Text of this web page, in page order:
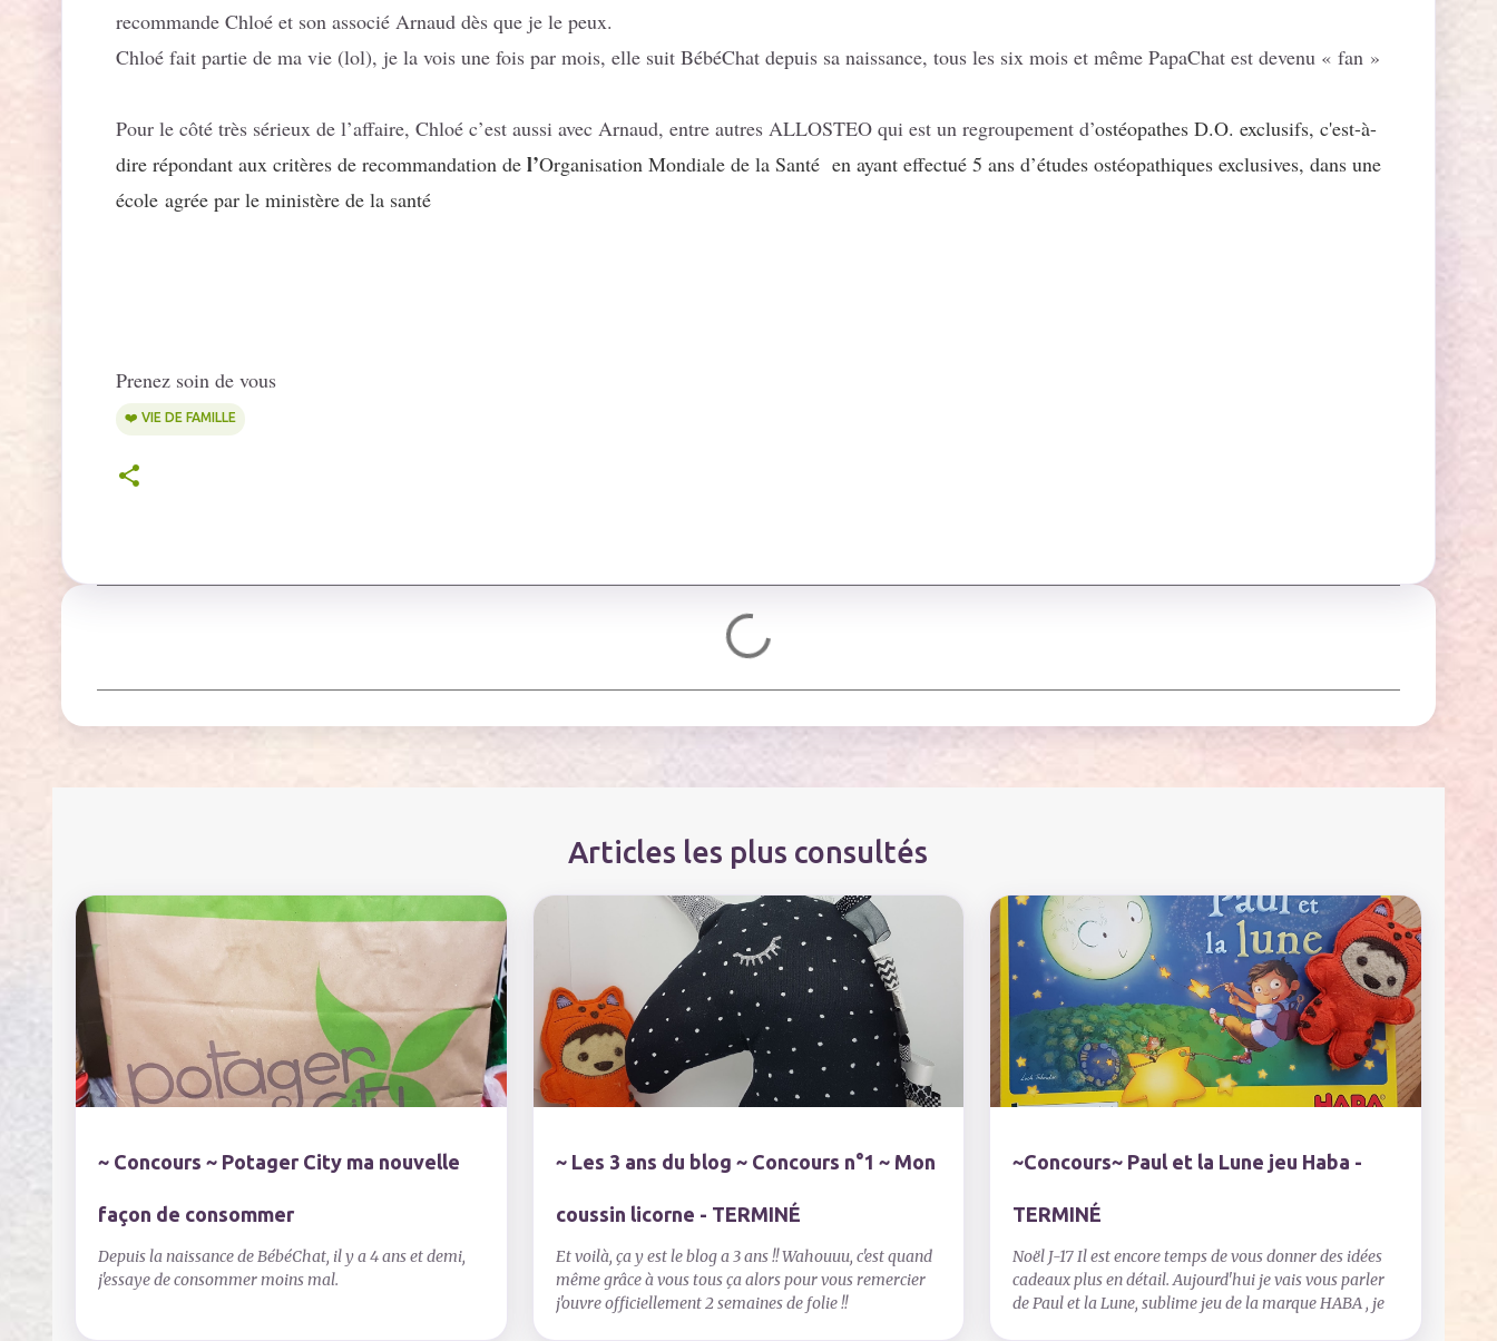
recommande Chloé et son associé Arnaud dès que je le peux.
Chloé fait partie de ma vie (lol), je la vois une fois par mois, elle suit BébéChat depuis sa naissance, tous les six mois et même PapaChat est devenu « fan »
Pour le côté très sérieux de l’affaire, Chloé c’est aussi avec Arnaud, entre autres ALLOSTEO qui est un regroupement d’ostéopathes D.O. exclusifs, c'est-à-
dire répondant aux critères de recommandation de l’Organisation Mondiale de la Santé en ayant effectué 5 ans d’études ostéopathiques exclusives, dans une
école agrée par le ministère de la santé
Prenez soin de vous
❤️ VIE DE FAMILLE
r
s
Articles les plus consultés
~ Concours ~ Potager City ma nouvelle
façon de consommer
Depuis la naissance de BébéChat, il y a 4 ans et demi,
j'essaye de consommer moins mal.
~ Les 3 ans du blog ~ Concours n°1 ~ Mon
coussin licorne - TERMINÉ
Et voilà, ça y est le blog a 3 ans !! Wahouuu, c'est quand
même grâce à vous tous ça alors pour vous remercier
j'ouvre officiellement 2 semaines de folie !!
~Concours~ Paul et la Lune jeu Haba -
TERMINÉ
Noël J-17 Il est encore temps de vous donner des idées
cadeaux plus en détail. Aujourd'hui je vais vous parler
de Paul et la Lune, sublime jeu de la marque HABA , je